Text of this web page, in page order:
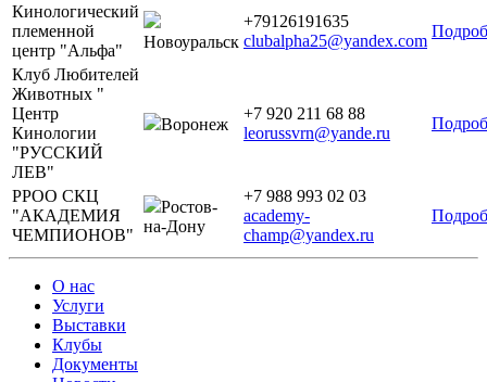
Кинологический
племенной
центр "Альфа"
Новоуральск
+79126191635
clubalpha25@yandex.com
Клуб Любителей
Животных "
Центр
Кинологии
"РУССКИЙ
ЛЕВ"
Воронеж
+7 920 211 68 88
leorussvrn@yande.ru
РРОО СКЦ
"АКАДЕМИЯ
ЧЕМПИОНОВ"
Ростов-
на-Дону
+7 988 993 02 03
academy-
champ@yandex.ru
О нас
Услуги
Выставки
Клубы
Документы